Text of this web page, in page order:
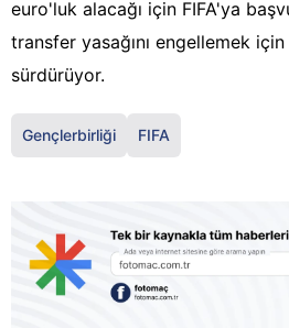
euro'luk alacağı için FIFA'ya
transfer yasağını engellemek için
sürdürüyor.
Gençlerbirliği FIFA